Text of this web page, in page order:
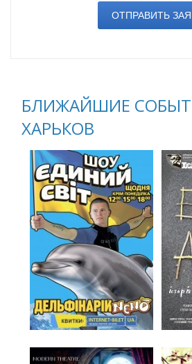
ОТПРАВИТЬ
БЛИЖАЙШИЕ
ХАРЬКОВ